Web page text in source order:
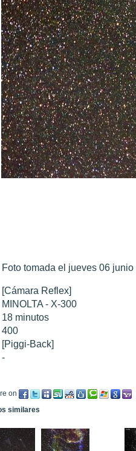
2020".
Foto tomada el jueves 06
[Cámara Reflex]
MINOLTA - X-300
18 minutos
400
[Piggi-Back]
-
on
similares